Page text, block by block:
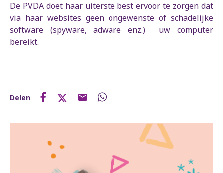
De PVDA doet haar uiterste best ervoor te zorgen dat
via haar websites geen ongewenste of schadelijke
software (spyware, adware enz.) uw computer
bereikt.
Delen